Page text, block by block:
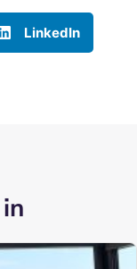
LinkedIn